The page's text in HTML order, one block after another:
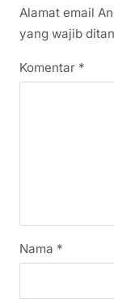
Alamat email
yang wajib
Komentar *
Nama *